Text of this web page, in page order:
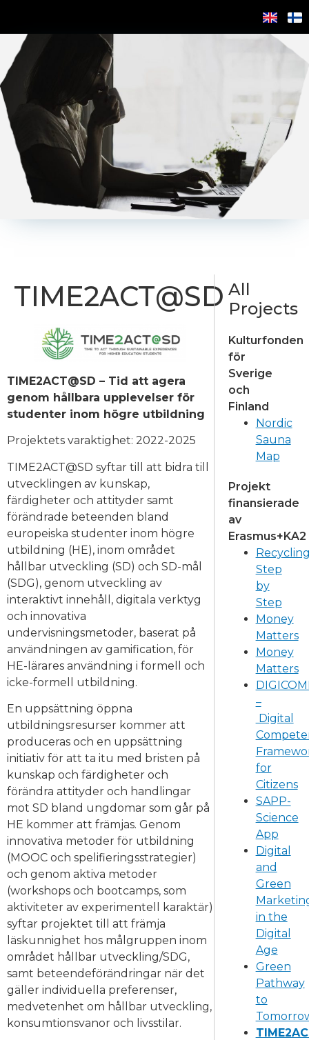
TIME2ACT@SD
TIME2ACT@SD – Tid att agera
genom hållbara upplevelser för
studenter inom högre utbildning
Projektets varaktighet: 2022-2025
TIME2ACT@SD syftar till att bidra till
utvecklingen av kunskap,
färdigheter och attityder samt
förändrade beteenden bland
europeiska studenter inom högre
utbildning (HE), inom området
hållbar utveckling (SD) och SD-mål
(SDG), genom utveckling av
interaktivt innehåll, digitala verktyg
och innovativa
undervisningsmetoder, baserat på
användningen av gamification, för
HE-lärares användning i formell och
icke-formell utbildning.
En uppsättning öppna
utbildningsresurser kommer att
produceras och en uppsättning
initiativ för att ta itu med bristen på
kunskap och färdigheter och
förändra attityder och handlingar
mot SD bland ungdomar som går på
HE kommer att främjas. Genom
innovativa metoder för utbildning
(MOOC och spelifieringsstrategier)
och genom aktiva metoder
(workshops och bootcamps, som
aktiviteter av experimentell karaktär)
syftar projektet till att främja
läskunnighet hos målgruppen inom
området hållbar utveckling/SDG,
samt beteendeförändringar när det
gäller individuella preferenser,
medvetenhet om hållbar utveckling,
konsumtionsvanor och livsstilar.
All
Projects
Kulturfonden
för
Sverige
och
Finland
Nordic
Sauna
Map
Projekt
finansierade
av
Erasmus+KA2
Step
by
Step
Money
Matters
Money
Matters
–
Digital
for
Citizens
SAPP-
Science
App
Digital
and
Green
in the
Digital
Age
Green
Pathway
to